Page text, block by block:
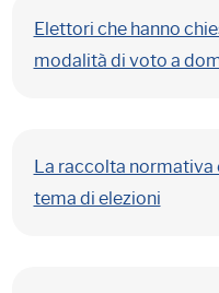
Elettori che hanno
modalità di voto a
La raccolta normativa
tema di elezioni